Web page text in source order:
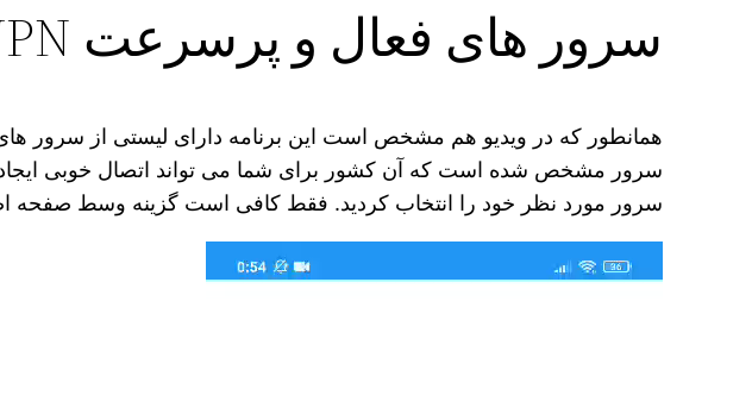
سرور های فعال و پرسرعت Speed Tunnel VPN
همانطور که در ویدیو هم مشخص است این برنامه دارای لیستی از سرور
سرور مشخص شده است که آن کشور برای شما می‌ تواند اتصال خوبی ایجاد
سرور مورد نظر خود را انتخاب کردید. فقط کافی است گزینه وسط صفحه
نمایشگر
ویدیو